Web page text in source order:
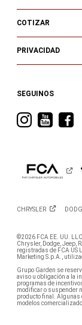
COTIZAR
PRIVACIDAD
SEGUINOS
Visitá
Visitá
CHRYSLER
©2026 FCA EE. UU.
Chrysler, Dodge, Jeep,
registradas de FCA US
Marketing S.p.A.,
Grupo Garden se
aviso u obligación a la
programas de
modificar o suspender
producto final. Algunas
modelos